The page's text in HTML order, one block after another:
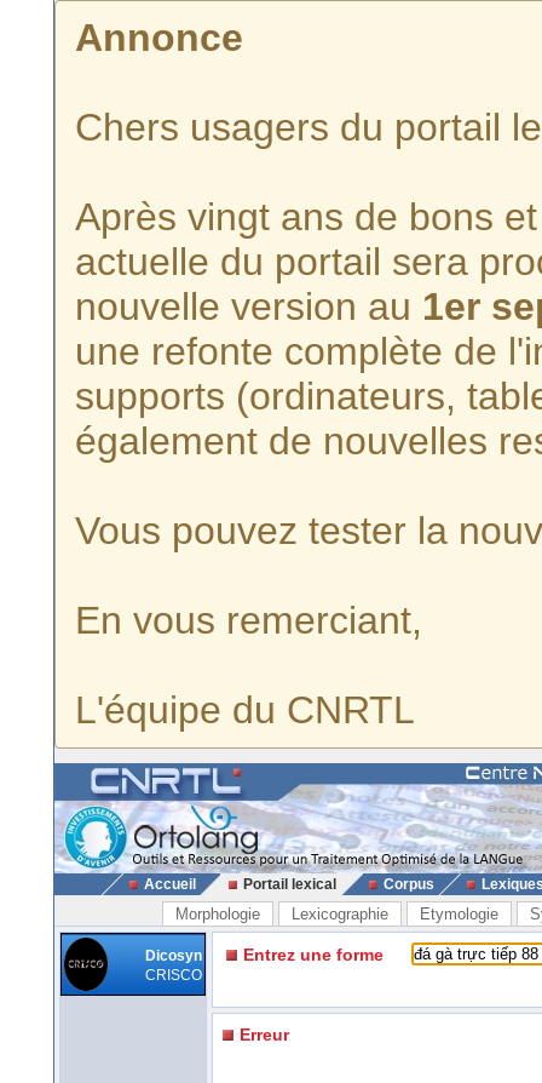
Annonce
Chers usagers du portail
Après vingt ans de bons
actuelle du portail sera
nouvelle version au 1er
une refonte complète de
supports (ordinateurs,
également de nouvelles
Vous pouvez tester la
En vous remerciant,
L'équipe du CNRTL
Accueil Portail lexical Corpus
Morphologie Lexicographie Etymologie
Dicosyn
CRISCO
Entrez une forme
Erreur